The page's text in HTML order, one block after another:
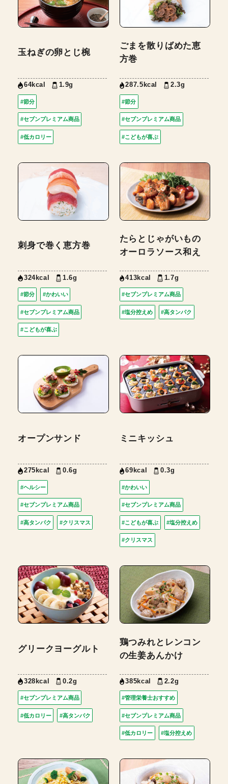
玉ねぎの卵とじ椀
64kcal 1.9g
#節分
#セブンプレミアム商品
#低カロリー
ごまを散りばめた恵
方巻
287.5kcal 2.3g
#節分
#セブンプレミアム商品
#こどもが喜ぶ
刺身で巻く恵方巻
324kcal 1.6g
#節分 #かわいい
#セブンプレミアム商品
#こどもが喜ぶ
たらとじゃがいもの
オーロラソース和え
413kcal 1.7g
#セブンプレミアム商品
#塩分控えめ #高タンパク
オープンサンド
275kcal 0.6g
#ヘルシー
#セブンプレミアム商品
#高タンパク #クリスマス
ミニキッシュ
69kcal 0.3g
#かわいい
#セブンプレミアム商品
#こどもが喜ぶ #塩分控えめ
#クリスマス
グリークヨーグルト
328kcal 0.2g
#セブンプレミアム商品
#低カロリー #高タンパク
鶏つみれとレンコン
の生姜あんかけ
385kcal 2.2g
#管理栄養士おすすめ
#セブンプレミアム商品
#低カロリー #塩分控えめ